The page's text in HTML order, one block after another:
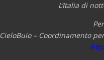
L’Italia di
CieloBuio – Coordinamento